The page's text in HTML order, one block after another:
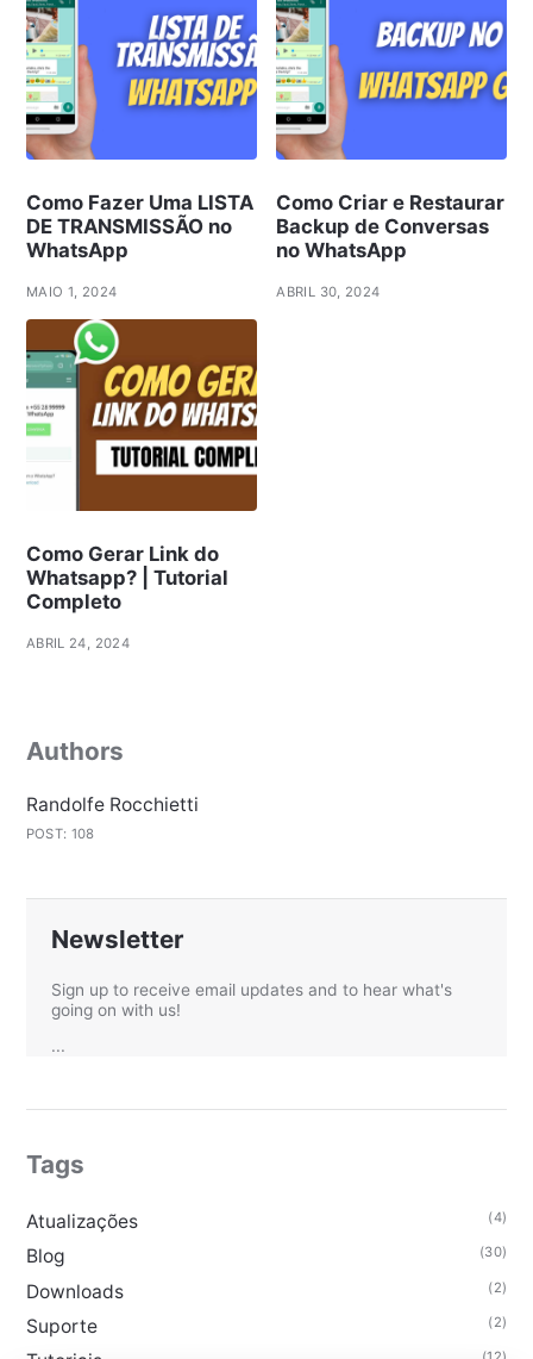
Como Fazer Uma LISTA
DE TRANSMISSÃO no
WhatsApp
MAIO 1, 2024
Como Criar e Restaurar
Backup de Conversas
no WhatsApp
ABRIL 30, 2024
Como Gerar Link do
Whatsapp? | Tutorial
Completo
ABRIL 24, 2024
Authors
Randolfe Rocchietti
POST: 108
Newsletter
Sign up to receive email updates and to hear what's
going on with us!
...
Tags
Atualizações (4)
Blog (30)
Downloads (2)
Suporte (2)